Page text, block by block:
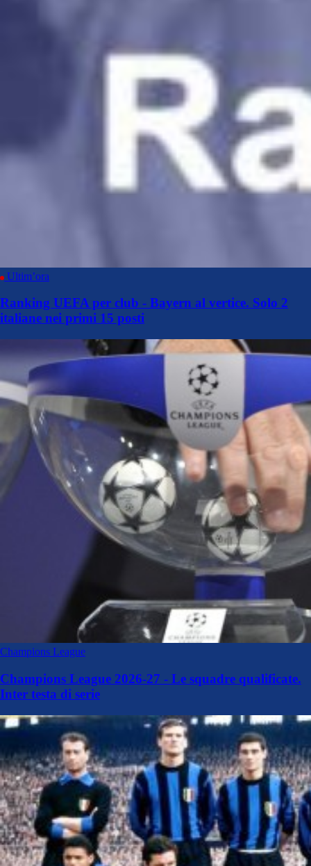
Ultim’ora
Ranking UEFA per club - Bayern al vertice. Solo 2
italiane nei primi 15 posti
Champions League
Champions League 2026-27 - Le squadre qualificate.
Inter testa di serie